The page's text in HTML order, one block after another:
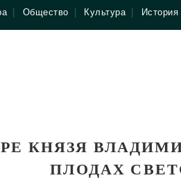
Общество Культура История
КНЯЗЯ
ПЛОДАХ